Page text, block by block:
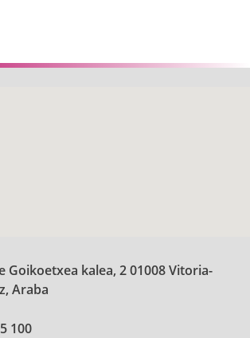
Goikoetxea kalea, 2 01008 Vitoria-
Araba
100